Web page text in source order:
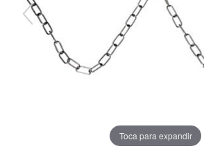
Toca para expandir